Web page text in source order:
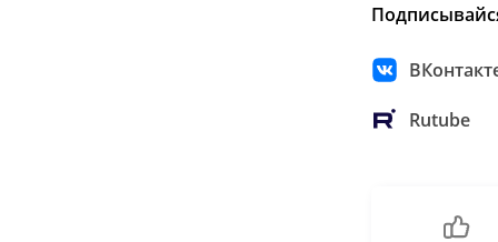
Rutube